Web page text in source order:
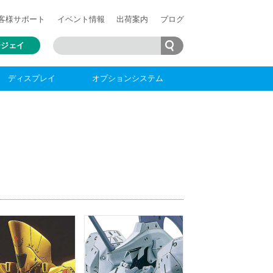
様サポート イベント情報 出荷案内 ブログ
ェイ
ディスプレイ オプションシステム